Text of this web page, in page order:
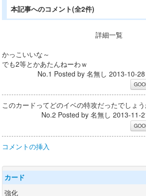
本記事へのコメント(全2件)
詳細一覧
かっこいいな～
でも2等とかあたんねーわｗ
No.1 Posted by 名無し 2013-10-
このカードってどのイベの特攻だったでしょう
No.2 Posted by 名無し 2013-11-
コメントの挿入
カード
強化